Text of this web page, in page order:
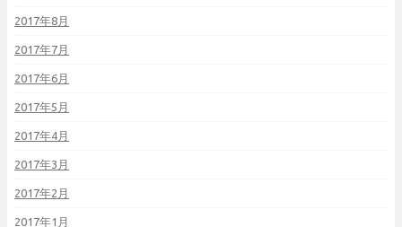
2017年8月
2017年7月
2017年6月
2017年5月
2017年4月
2017年3月
2017年2月
2017年1月